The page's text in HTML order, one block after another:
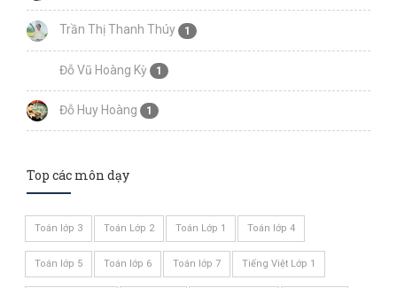
Trần Thị Thanh Thúy 1
Đỗ Vũ Hoàng Kỳ 1
Đỗ Huy Hoàng 1
Top các môn dạy
Toán lớp 3 Toán Lớp 2 Toán Lớp 1 Toán lớp 4
Toán lớp 5 Toán lớp 6 Toán lớp 7 Tiếng Việt Lớp 1